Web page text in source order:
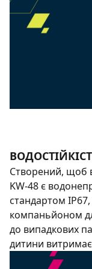
Створений, щоб
KW-48 є
стандартом
компаньйоном
до випадкових
дитини